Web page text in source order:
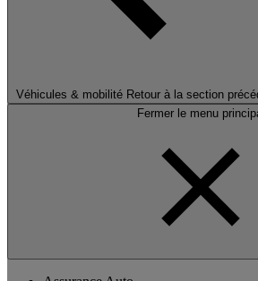
Véhicules & mobilité Retour à la section
Fermer le menu